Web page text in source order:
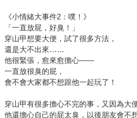
《小情緒大事件2：噗！》
「一直放屁，好臭！」
穿山甲想要大便，試了很多方法，
還是大不出來……
他很緊張，愈來愈擔心——
一直放很臭的屁，
會不會大家都不想跟他一起玩了！
穿山甲有很多擔心不完的事，又因為大
他還擔心自己的屁太臭，以後朋友會不